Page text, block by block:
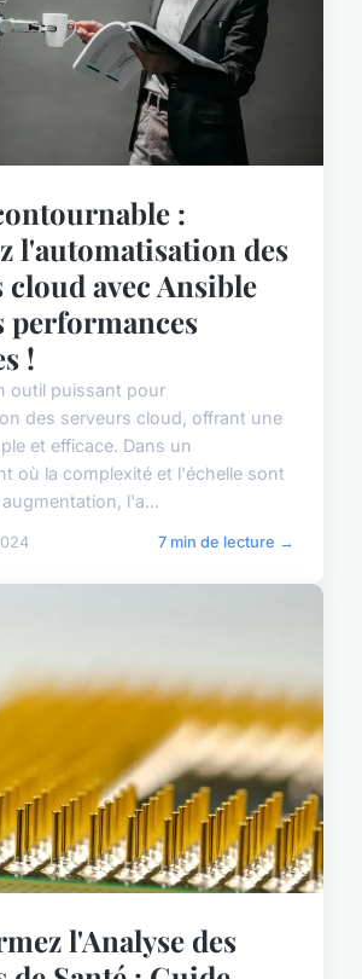
:
l'automatisation des
cloud avec Ansible
performances
!
outil puissant pour
des serveurs cloud, offrant une
et efficace. Dans un
où la complexité et l'échelle sont
l'a...
7 min de lecture →
l'Analyse des